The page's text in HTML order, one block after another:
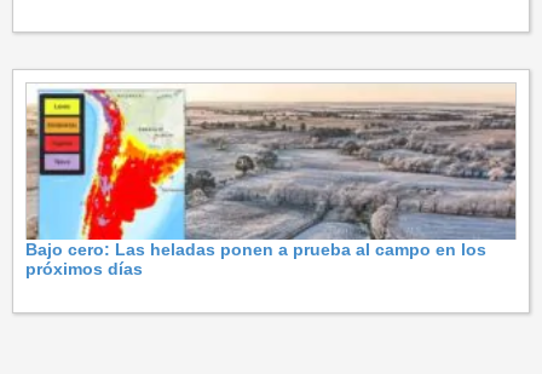
Bajo cero: Las heladas ponen a prueba al campo en los
próximos días